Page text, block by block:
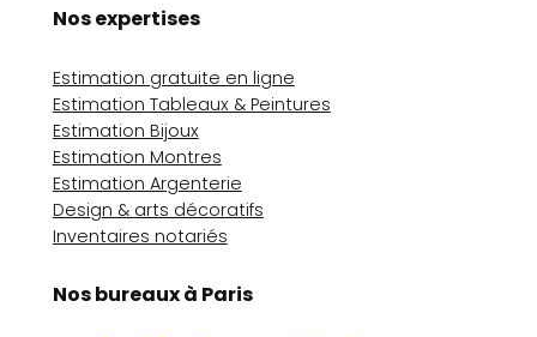
Nos expertises
Estimation gratuite en ligne
Estimation Tableaux & Peintures
Estimation Bijoux
Estimation Montres
Estimation Argenterie
Design & arts décoratifs
Inventaires notariés
Nos bureaux à Paris